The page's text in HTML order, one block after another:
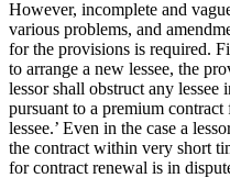
However, incomplete and
various problems, and
for the provisions is required.
to arrange a new lessee, the
lessor shall obstruct any
pursuant to a premium
lessee.’ Even in the case a
the contract within very short
for contract renewal is in